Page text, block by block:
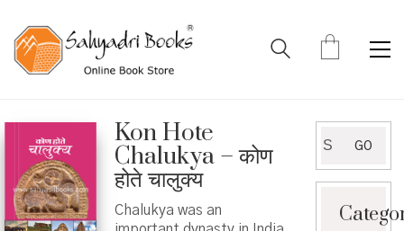
Kon Hote
Chalukya – कोण
होते चालुक्य
Chalukya was an
for:
GO